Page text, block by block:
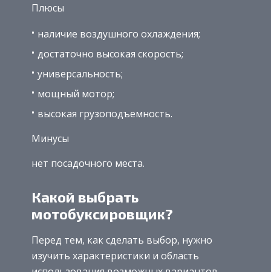
Плюсы
наличие воздушного охлаждения;
достаточно высокая скорость;
универсальность;
мощный мотор;
высокая грузоподъемность.
Минусы
нет посадочного места.
Какой выбрать
мотобуксировщик?
Перед тем, как сделать выбор, нужно
изучить характеристики и область